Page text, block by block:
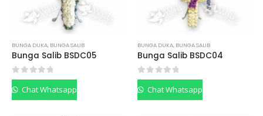
BUNGA DUKA, BUNGA SALIB
Bunga Salib BSDC05
0out of 5
Chat Whatsapp
BUNGA DUKA, BUNGA SALIB
Bunga Salib BSDC04
0out of 5
Chat Whatsapp